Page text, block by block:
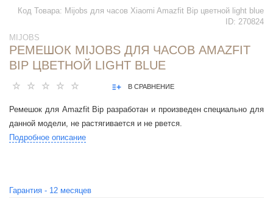
Код Товара: Mijobs для часов Xiaomi Amazfit Bip цветной light blue
ID: 270824
MIJOBS
РЕМЕШОК MIJOBS ДЛЯ ЧАСОВ AMAZFIT
BIP ЦВЕТНОЙ LIGHT BLUE
В СРАВНЕНИЕ
Ремешок для Amazfit Bip разработан и произведен специально для
данной модели, не растягивается и не рвется.
Подробное описание
Гарантия - 12 месяцев